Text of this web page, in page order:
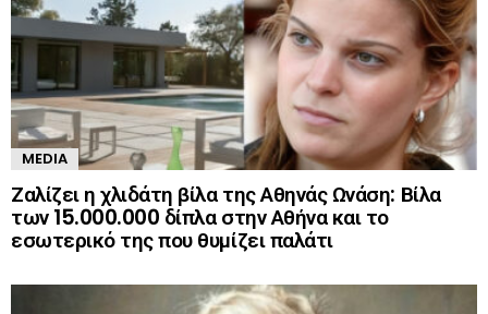
MEDIA
Ζαλίζει η χλιδάτη βίλα της Αθηνάς Ωνάση: Βίλα
των 15.000.000 δίπλα στην Αθήνα και το
εσωτερικό της που θυμίζει παλάτι